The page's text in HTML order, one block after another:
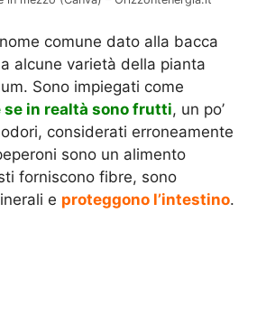
comune dato alla bacca
alcune varietà della pianta
Sono impiegati come
se in realtà sono frutti, un po’
considerati erroneamente
sono un alimento
forniscono fibre, sono
e proteggono l’intestino.